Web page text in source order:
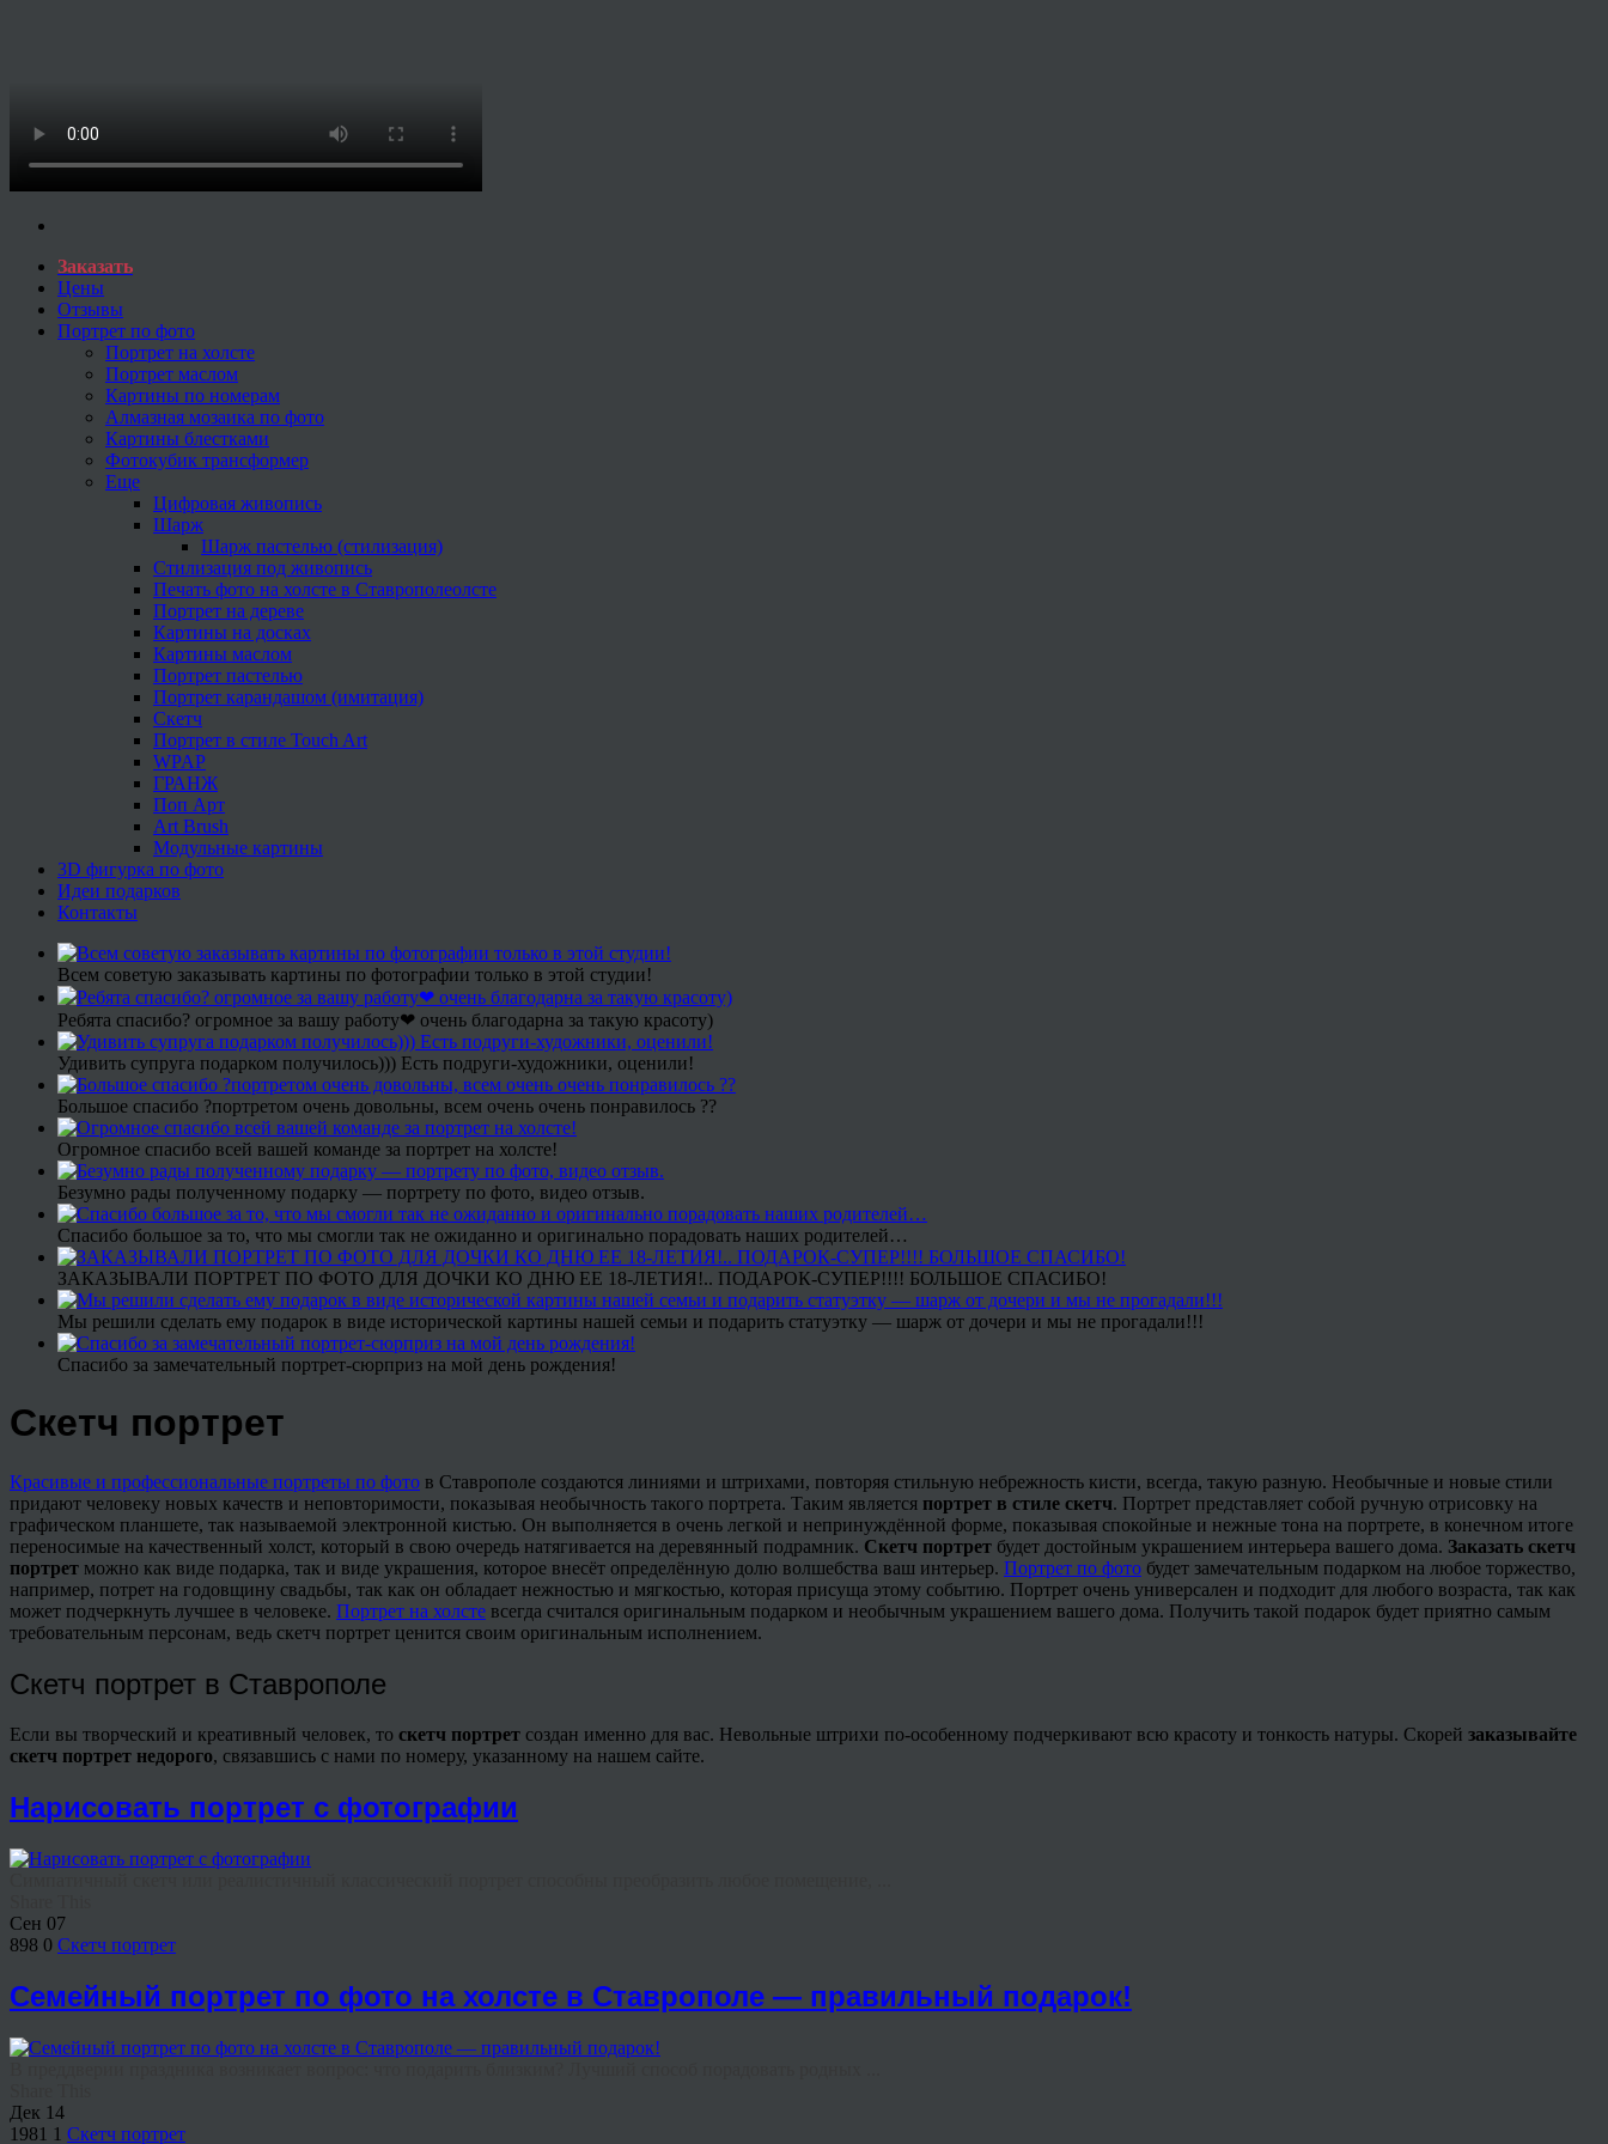
Заказать
Цены
Отзывы
Портрет по фото
Портрет на холсте
Портрет маслом
Картины по номерам
Алмазная мозаика по фото
Картины блестками
Фотокубик трансформер
Еще
Цифровая живопись
Шарж
Шарж пастелью (стилизация)
Стилизация под живопись
Печать фото на холсте в Ставрополеолсте
Портрет на дереве
Картины на досках
Картины маслом
Портрет пастелью
Портрет карандашом (имитация)
Скетч
Портрет в стиле Touch Art
WPAP
ГРАНЖ
Поп Арт
Art Brush
Модульные картины
3D фигурка по фото
Идеи подарков
Контакты
Всем советую заказывать картины по фотографии только в этой студии!
Ребята спасибо? огромное за вашу работу❤ очень благодарна за такую красоту)
Удивить супруга подарком получилось))) Есть подруги-художники, оценили!
Большое спасибо ?портретом очень довольны, всем очень очень понравилось ??
Огромное спасибо всей вашей команде за портрет на холсте!
Безумно рады полученному подарку — портрету по фото, видео отзыв.
Спасибо большое за то, что мы смогли так не ожиданно и оригинально порадовать наших родителей…
ЗАКАЗЫВАЛИ ПОРТРЕТ ПО ФОТО ДЛЯ ДОЧКИ КО ДНЮ ЕЕ 18-ЛЕТИЯ!.. ПОДАРОК-СУПЕР!!!! БОЛЬШОЕ СПАСИБО!
Мы решили сделать ему подарок в виде исторической картины нашей семьи и подарить статуэтку — шарж от дочери и мы не прогадали!!!
Спасибо за замечательный портрет-сюрприз на мой день рождения!
Скетч портрет
Красивые и профессиональные портреты по фото в Ставрополе создаются линиями и штрихами, повторяя стильную небрежность кисти, всегда, такую разную. Необычные и новые стили
придают человеку новых качеств и неповторимости, показывая необычность такого портрета. Таким является портрет в стиле скетч. Портрет представляет собой ручную отрисовку на
графическом планшете, так называемой электронной кистью. Он выполняется в очень легкой и непринуждённой форме, показывая спокойные и нежные тона на портрете, в конечном итоге
переносимые на качественный холст, который в свою очередь натягивается на деревянный подрамник. Скетч портрет будет достойным украшением интерьера вашего дома. Заказать скетч
портрет можно как виде подарка, так и виде украшения, которое внесёт определённую долю волшебства ваш интерьер. Портрет по фото будет замечательным подарком на любое торжество,
например, потрет на годовщину свадьбы, так как он обладает нежностью и мягкостью, которая присуща этому событию. Портрет очень универсален и подходит для любого возраста, так как
может подчеркнуть лучшее в человеке. Портрет на холсте всегда считался оригинальным подарком и необычным украшением вашего дома. Получить такой подарок будет приятно самым
требовательным персонам, ведь скетч портрет ценится своим оригинальным исполнением.
Скетч портрет в Ставрополе
Если вы творческий и креативный человек, то скетч портрет создан именно для вас. Невольные штрихи по-особенному подчеркивают всю красоту и тонкость натуры. Скорей заказывайте
скетч портрет недорого, связавшись с нами по номеру, указанному на нашем сайте.
Нарисовать портрет с фотографии
Сен 07
898 0 Скетч портрет
Семейный портрет по фото на холсте в Ставрополе — правильный подарок!
Дек 14
1981 1 Скетч портрет